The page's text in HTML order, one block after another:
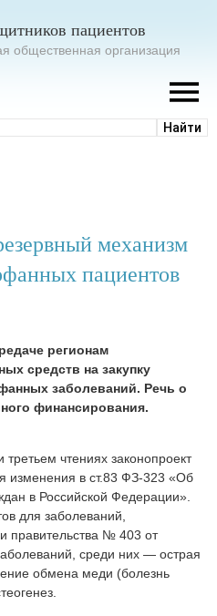
пациентов
общественная организация
механизм
пациентов
регионам
средств на закупку
заболеваний. Речь о
финансирования.
чтениях законопроект
изменения в ст.83 ФЗ-323 «Об
в Российской Федерации».
для заболеваний,
правительства № 403 от
среди них — острая
обмена меди (болезнь